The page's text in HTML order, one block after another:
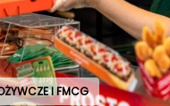
I FMCG